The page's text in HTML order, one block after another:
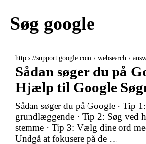
Søg google
http s://support.google.com › websearch ›
Sådan søger du på
Hjælp til Google
Sådan søger du på Google · Tip
grundlæggende · Tip 2: Søg ved
stemme · Tip 3: Vælg dine ord
Undgå at fokusere på de …